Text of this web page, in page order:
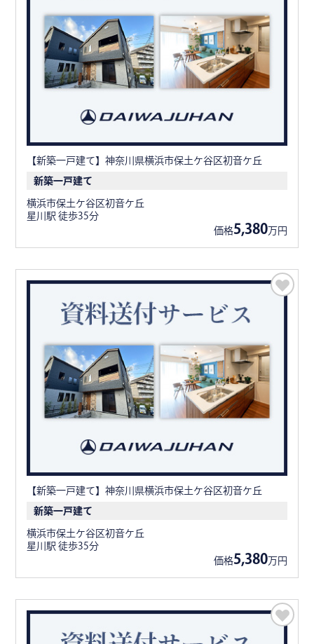
【新築一戸建て】神奈川県横浜市保土ケ谷区初音ケ丘
新築一戸建て
横浜市保土ケ谷区初音ケ丘
星川駅 徒歩35分
価格5,380万円
【新築一戸建て】神奈川県横浜市保土ケ谷区初音ケ丘
新築一戸建て
横浜市保土ケ谷区初音ケ丘
星川駅 徒歩35分
価格5,380万円